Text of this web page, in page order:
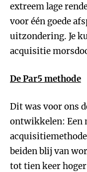
extreem lage
voor één goede
uitzondering. Je
acquisitie
De Par5 methode
Dit was voor ons
ontwikkelen: Een
beiden blij van
tot tien keer